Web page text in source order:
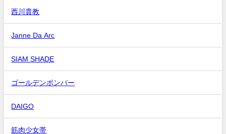
西川貴教
Janne Da Arc
SIAM SHADE
ゴールデンボンバー
DAIGO
筋肉少女帯